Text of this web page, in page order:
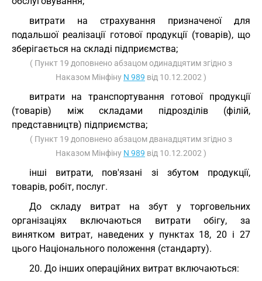
витрати на страхування призначеної для
подальшої реалізації готової продукції (товарів), що
зберігається на складі підприємства;
( Пункт 19 доповнено абзацом одинадцятим згідно з
Наказом Мінфіну N 989 від 10.12.2002 )
витрати на транспортування готової продукції
(товарів) між складами підрозділів (філій,
представництв) підприємства;
( Пункт 19 доповнено абзацом дванадцятим згідно з
Наказом Мінфіну N 989 від 10.12.2002 )
інші витрати, пов'язані зі збутом продукції,
товарів, робіт, послуг.
До складу витрат на збут у торговельних
організаціях включаються витрати обігу, за
винятком витрат, наведених у пунктах 18, 20 і 27
цього Національного положення (стандарту).
20. До інших операційних витрат включаються: